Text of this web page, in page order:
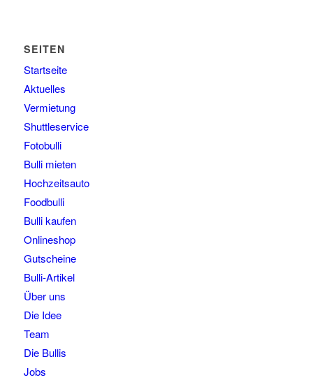
SEITEN
Startseite
Aktuelles
Vermietung
Shuttleservice
Fotobulli
Bulli mieten
Hochzeitsauto
Foodbulli
Bulli kaufen
Onlineshop
Gutscheine
Bulli-Artikel
Über uns
Die Idee
Team
Die Bullis
Jobs